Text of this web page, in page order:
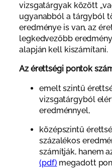
vizsgatárgyak között
ugyanabból a tárgyból
eredménye is van, az
legkedvezőbb
alapján kell kiszámítani.
Az érettségi pontok
emelt szintű
vizsgatárgyból
eredménnyel,
középszintű
százalékos
számítják, hanem
(pdf) megadott